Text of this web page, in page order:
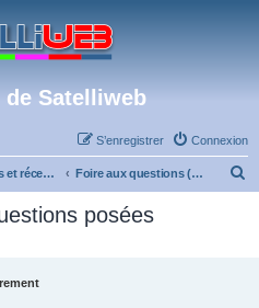
Satelliweb
Connexion
S’enregistrer
Forums feeds et réception TV numérique Foire aux questions (Questions posées fréquemment)
posées